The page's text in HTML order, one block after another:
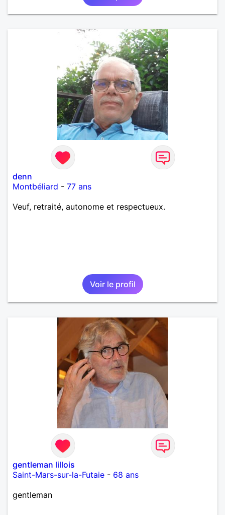
denn
Montbéliard - 77 ans
Veuf, retraité, autonome et respectueux.
Voir le profil
gentleman lillois
Saint-Mars-sur-la-Futaie - 68 ans
gentleman